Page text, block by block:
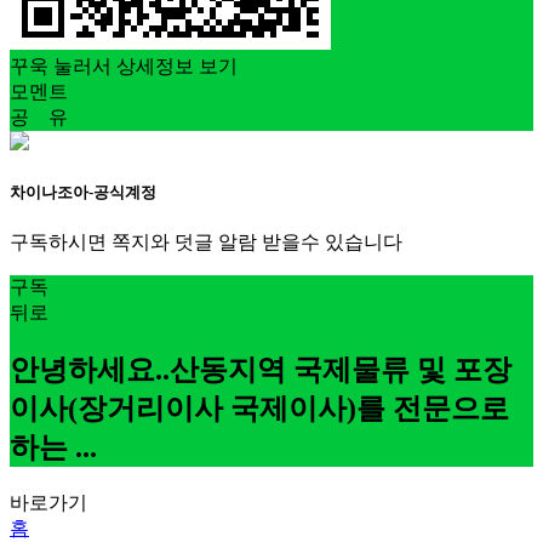
꾸욱 눌러서 상세정보 보기
모멘트
공 유
차이나조아-공식계정
구독하시면 쪽지와 덧글 알람 받을수 있습니다
구독
뒤로
안녕하세요..산동지역 국제물류 및 포장
이사(장거리이사 국제이사)를 전문으로
하는 ...
바로가기
홈